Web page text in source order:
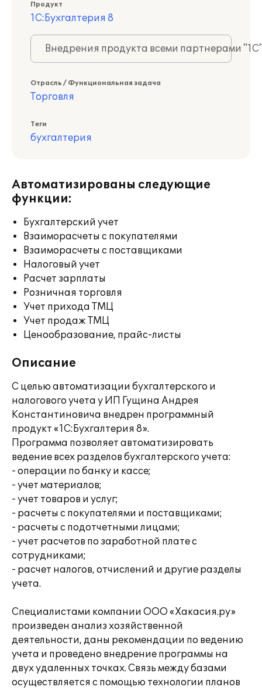
Продукт
1С:Бухгалтерия 8
Внедрения продукта всеми партнерами
Отрасль / Функциональная задача
Торговля
Теги
бухгалтерия
Автоматизированы следующие
функции:
Бухгалтерский учет
Взаиморасчеты с покупателями
Взаиморасчеты с поставщиками
Налоговый учет
Расчет зарплаты
Розничная торговля
Учет прихода ТМЦ
Учет продаж ТМЦ
Ценообразование, прайс-листы
Описание
С целью автоматизации бухгалтерского и
налогового учета у ИП Гущина Андрея
Константиновича внедрен программный
продукт «1С:Бухгалтерия 8».
Программа позволяет автоматизировать
ведение всех разделов бухгалтерского учета:
- операции по банку и кассе;
- учет материалов;
- учет товаров и услуг;
- расчеты с покупателями и поставщиками;
- расчеты с подотчетными лицами;
- учет расчетов по заработной плате с
сотрудниками;
- расчет налогов, отчислений и другие разделы
учета.
Специалистами компании ООО «Хакасия.ру»
произведен анализ хозяйственной
деятельности, даны рекомендации по ведению
учета и проведено внедрение программы на
двух удаленных точках. Связь между базами
осуществляется с помощью технологии планов